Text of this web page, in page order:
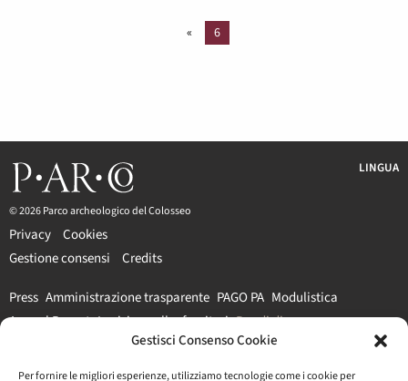
Gestisci Consenso Cookie
Per fornire le migliori esperienze, utilizziamo tecnologie come i cookie per
« 6
© 2026 Parco archeologico del Colosseo
Privacy
Cookies
Gestione consensi
Credits
LINGUA
Press Amministrazione trasparente PAGO PA Modulistica
Annual Report Iscrizione albo fornitori Bandi di gara
#parcocolosseo